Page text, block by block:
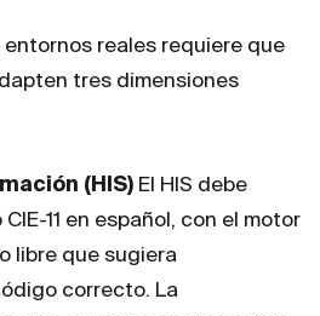
reales requiere que
tres dimensiones
(HIS) El HIS debe
11 en español, con el motor
libre que sugiera
correcto. La